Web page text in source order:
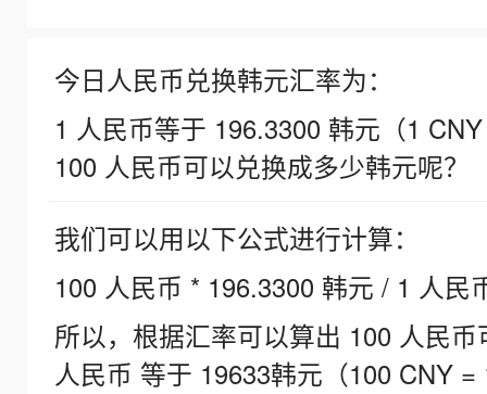
今日人民币兑换韩元汇率为：
1 人民币等于 196.3300 韩元（1
100 人民币可以兑换成多少韩元呢？
我们可以用以下公式进行计算：
100 人民币 * 196.3300 韩元 / 1 人民
所以，根据汇率可以算出 100 人民
人民币 等于 19633韩元（100 CNY =